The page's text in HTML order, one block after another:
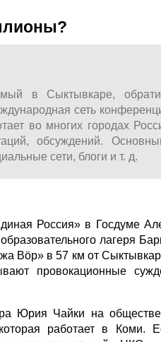
в Сыктывкаре,
сеть
во многих городах
обсуждений.
сети, блоги и т. д.
Россия» в Госдуме
лагеря
Вöр» в 57 км от
провокационные
Юрия Чайки на
работает в Коми.